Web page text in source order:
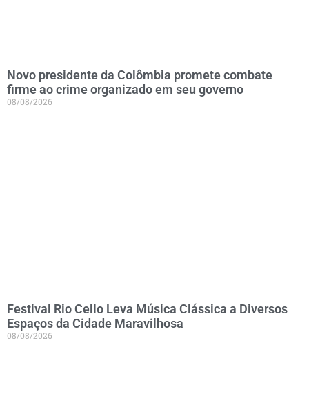
Novo presidente da Colômbia promete combate
firme ao crime organizado em seu governo
08/08/2026
Festival Rio Cello Leva Música Clássica a Diversos
Espaços da Cidade Maravilhosa
08/08/2026